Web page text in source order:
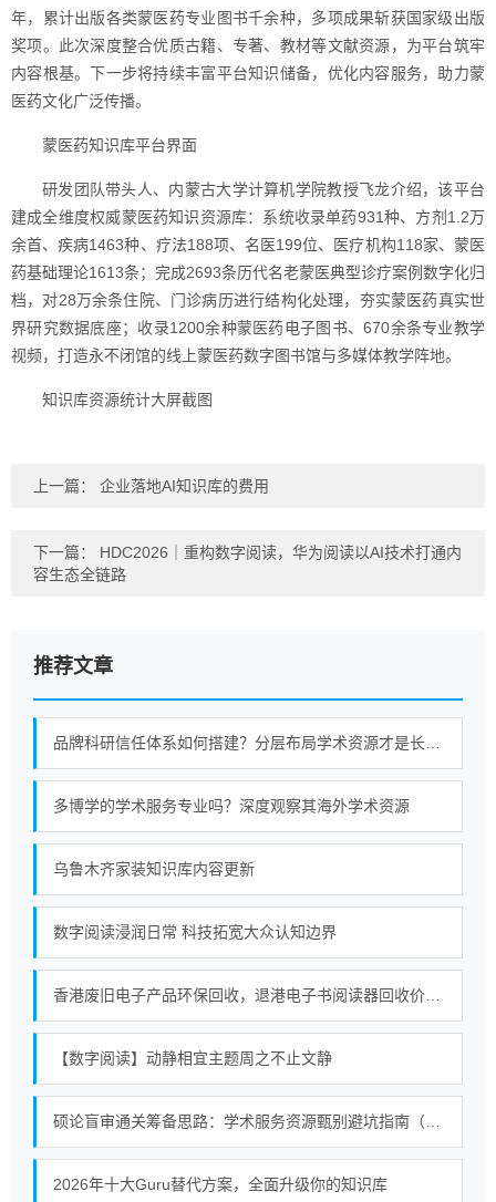
年，累计出版各类蒙医药专业图书千余种，多项成果斩获国家级出版
奖项。此次深度整合优质古籍、专著、教材等文献资源，为平台筑牢
内容根基。下一步将持续丰富平台知识储备，优化内容服务，助力蒙
医药文化广泛传播。
蒙医药知识库平台界面
研发团队带头人、内蒙古大学计算机学院教授飞龙介绍，该平台
建成全维度权威蒙医药知识资源库：系统收录单药931种、方剂1.2万
余首、疾病1463种、疗法188项、名医199位、医疗机构118家、蒙医
药基础理论1613条；完成2693条历代名老蒙医典型诊疗案例数字化归
档，对28万余条住院、门诊病历进行结构化处理，夯实蒙医药真实世
界研究数据底座；收录1200余种蒙医药电子图书、670余条专业教学
视频，打造永不闭馆的线上蒙医药数字图书馆与多媒体教学阵地。
知识库资源统计大屏截图
上一篇： 企业落地AI知识库的费用
下一篇： HDC2026｜重构数字阅读，华为阅读以AI技术打通内
容生态全链路
推荐文章
多博学的学术服务专业吗？深度观察其海外学术资源
乌鲁木齐家装知识库内容更新
数字阅读浸润日常 科技拓宽大众认知边界
【数字阅读】动静相宜主题周之不止文静
2026年十大Guru替代方案，全面升级你的知识库